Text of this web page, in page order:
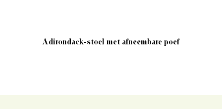
Adirondack-stoel met afneembare poef